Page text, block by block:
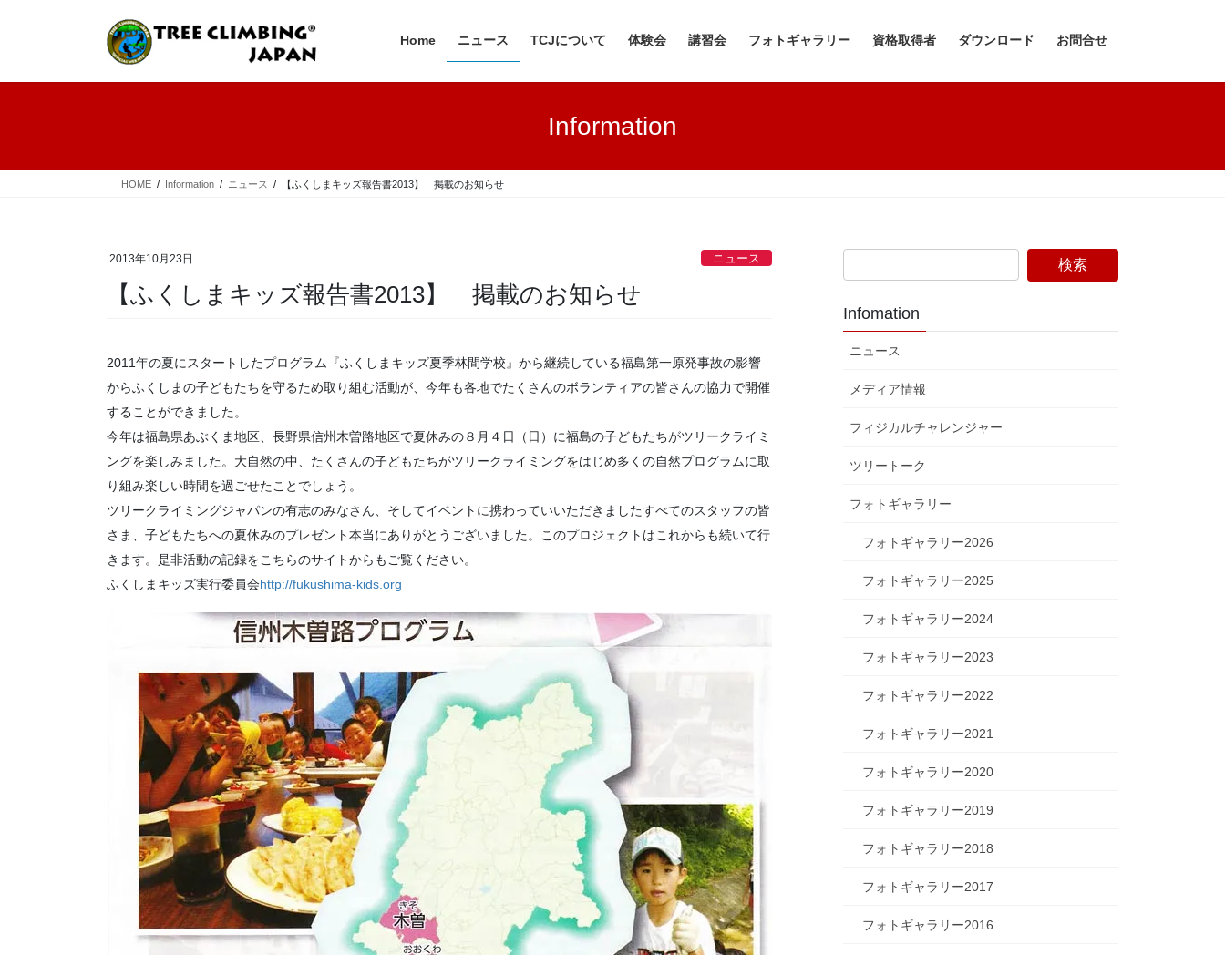
ツ
シ
Home ニュース TCJについて 体験会 講習会 フォトギャラリー 資格取得者 ダウンロード お問合せ
Information
HOME Information ニュース 【ふくしまキッズ報告書2013】 掲載のお知らせ
2013年10月23日 ニュース
【ふくしまキッズ報告書2013】 掲載のお知らせ
2011年の夏にスタートしたプログラム『ふくしまキッズ夏季林間学校』から継続している福島第一原発事故の影響
からふくしまの子どもたちを守るため取り組む活動が、今年も各地でたくさんのボランティアの皆さんの協力で開催
することができました。
今年は福島県あぶくま地区、長野県信州木曽路地区で夏休みの８月４日（日）に福島の子どもたちがツリークライミ
ングを楽しみました。大自然の中、たくさんの子どもたちがツリークライミングをはじめ多くの自然プログラムに取
り組み楽しい時間を過ごせたことでしょう。
ツリークライミングジャパンの有志のみなさん、そしてイベントに携わっていいただきましたすべてのスタッフの皆
さま、子どもたちへの夏休みのプレゼント本当にありがとうございました。このプロジェクトはこれからも続いて行
きます。是非活動の記録をこちらのサイトからもご覧ください。
ふくしまキッズ実行委員会http://fukushima-kids.org
Infomation
ニュース
メディア情報
フィジカルチャレンジャー
ツリートーク
フォトギャラリー
フォトギャラリー2026
フォトギャラリー2025
フォトギャラリー2024
フォトギャラリー2023
フォトギャラリー2022
フォトギャラリー2021
フォトギャラリー2020
フォトギャラリー2019
フォトギャラリー2018
フォトギャラリー2017
フォトギャラリー2016